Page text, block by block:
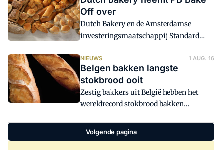
Off over
Dutch Bakery en de Amsterdamse
investeringsmaatschappij Standard
(NB) overgenomen. De producent en
toeleverancier van ambachtelijk gerezen
bladerdeegproducten zoals croissants,
wordt onderdeel van Dutch Bakery. De
overnamesom is niet bekendgemaakt.
NIEUWS 1 AUG. 16
Belgen bakken langste
stokbrood ooit
Zestig bakkers uit België hebben het
wereldrecord stokbrood bakken
van 133,35 meter.
Volgende pagina